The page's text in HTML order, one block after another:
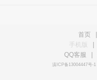
首页
手机版
QQ客服
滇ICP备13004447号-1